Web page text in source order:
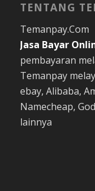
TENTANG
Temanpay.Com
Jasa Bayar
pembayaran
Temanpay
ebay, Alibaba,
Namecheap,
lainnya